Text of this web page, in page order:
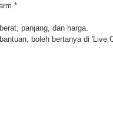
panjang, dan harga.
boleh bertanya di 'Live